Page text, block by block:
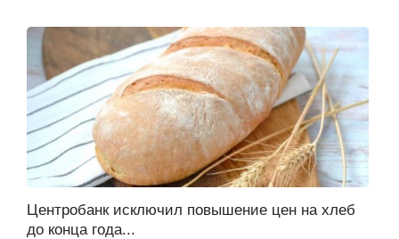
Центробанк исключил повышение цен на хлеб
до конца года...